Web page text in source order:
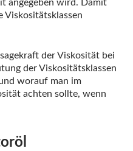
angegeben wird. Damit
Viskositätsklassen
der Viskosität bei
der Viskositätsklassen
worauf man im
achten sollte, wenn